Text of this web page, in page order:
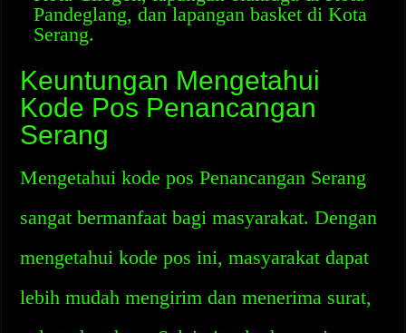
Pandeglang, dan lapangan basket di Kota
Serang.
Keuntungan Mengetahui
Kode Pos Penancangan
Serang
Mengetahui kode pos Penancangan Serang
sangat bermanfaat bagi masyarakat. Dengan
mengetahui kode pos ini, masyarakat dapat
lebih mudah mengirim dan menerima surat,